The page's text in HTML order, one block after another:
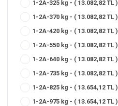
1-2A-325 kg - ( 13.082,82 TL )
1-2A-370 kg - ( 13.082,82 TL )
1-2A-420 kg - ( 13.082,82 TL )
1-2A-550 kg - ( 13.082,82 TL )
1-2A-640 kg - ( 13.082,82 TL )
1-2A-735 kg - ( 13.082,82 TL )
1-2A-825 kg - ( 13.654,12 TL )
1-2A-975 kg - ( 13.654,12 TL )